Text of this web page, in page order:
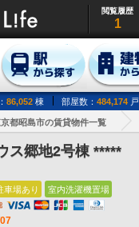
閲覧履歴
1
86,052 棟 部屋数： 484,174 戸
都昭島市の賃貸物件一覧
ス郷地2号棟 *****
車場あり 室内洗濯機置場